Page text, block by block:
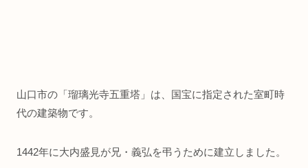
山口市の「瑠璃光寺五重塔」は、国宝に指定された室町時
代の建築物です。
1442年に大内盛見が兄・義弘を弔うために建立しました。